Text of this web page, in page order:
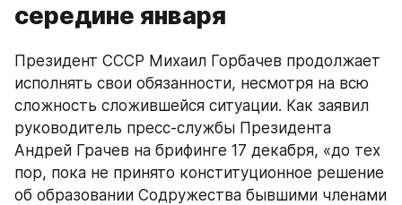
середине января
Президент СССР Михаил Горбачев продолжает
исполнять свои обязанности, несмотря на всю
сложность сложившейся ситуации. Как заявил
руководитель пресс-службы Президента
Андрей Грачев на брифинге 17 декабря, «до тех
пор, пока не принято конституционное решение
об образовании Содружества бывшими членами